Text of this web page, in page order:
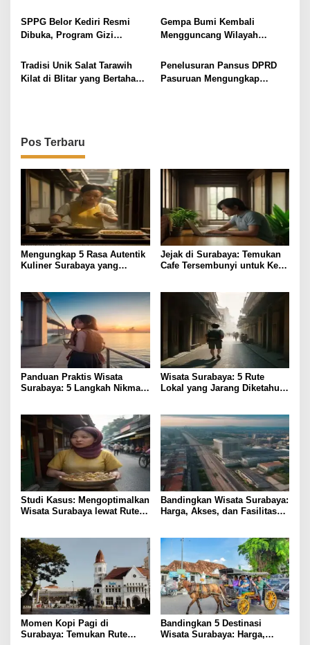
o
s
Satunya di Surabaya
Branding Digital KWB Papoh
SPPG Belor Kediri Resmi
Dibuka, Program Gizi
Warga Desa
Gempa Bumi Kembali
Mengguncang Wilayah
Tradisi Unik Salat Tarawih
Kilat di Blitar yang Bertahan
Penelusuran Pansus DPRD
Pasuruan Mengungkap
Pos Terbaru
Mengungkap 5 Rasa Autentik
Kuliner Surabaya yang
Jejak di Surabaya: Temukan
Cafe Tersembunyi untuk Kerja
Panduan Praktis Wisata
Surabaya: 5 Langkah Nikmati
Wisata Surabaya: 5 Rute
Lokal yang Jarang Diketahui
Studi Kasus: Mengoptimalkan
Wisata Surabaya lewat Rute
Bandingkan Wisata Surabaya:
Harga, Akses, dan Fasilitas
Momen Kopi Pagi di
Surabaya: Temukan Rute
Bandingkan 5 Destinasi
Wisata Surabaya: Harga,